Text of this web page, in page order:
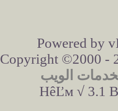
Powered by
Copyright ©2000 -
الويب
HêĽм √ 3.1